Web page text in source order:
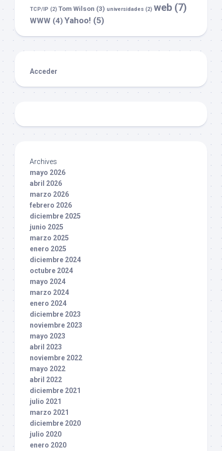
TCP/IP (2) Tom Wilson (3) universidades (2) web (7)
WWW (4)Yahoo! (5)
Acceder
Archives
mayo 2026
abril 2026
marzo 2026
febrero 2026
diciembre 2025
junio 2025
marzo 2025
enero 2025
diciembre 2024
octubre 2024
mayo 2024
marzo 2024
enero 2024
diciembre 2023
noviembre 2023
mayo 2023
abril 2023
noviembre 2022
mayo 2022
abril 2022
diciembre 2021
julio 2021
marzo 2021
diciembre 2020
julio 2020
enero 2020